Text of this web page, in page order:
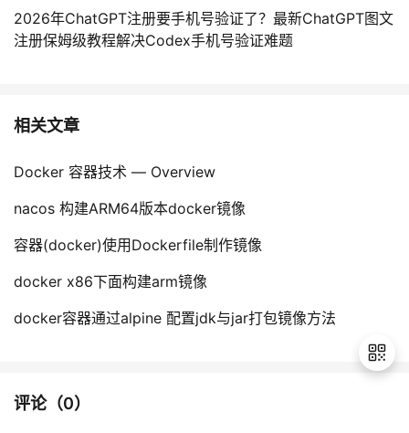
2026年ChatGPT注册要手机号验证了？最新ChatGPT图文
注册保姆级教程解决Codex手机号验证难题
相关文章
Docker 容器技术 — Overview
nacos 构建ARM64版本docker镜像
容器(docker)使用Dockerfile制作镜像
docker x86下面构建arm镜像
docker容器通过alpine 配置jdk与jar打包镜像方法
评论（0）